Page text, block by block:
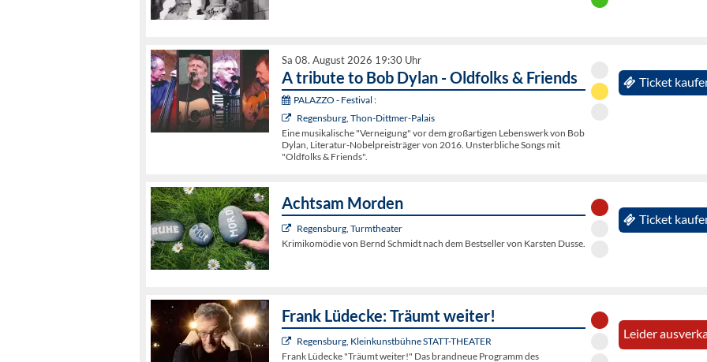
Sa 08. August 2026 19:30 Uhr
A tribute to Bob Dylan - Oldfolks & Friends
PALAZZO - Festival :
Regensburg, Thon-Dittmer-Palais
Eine musikalische "Verneigung" vor dem großartigen Lebenswerk von Bob
Dylan, Literatur-Nobelpreisträger von 2016. Unsterbliche Songs mit
"Oldfolks & Friends".
Ticket
Achtsam Morden
Regensburg, Turmtheater
Krimikomödie von Bernd Schmidt nach dem Bestseller von Karsten Dusse.
Ticket
Frank Lüdecke: Träumt weiter!
Regensburg, Kleinkunstbühne STATT-THEATER
Frank Lüdecke "Träumt weiter!" Das brandneue Programm des
Leider